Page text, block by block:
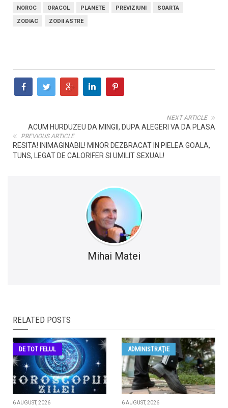
NOROC
ORACOL PLANETE PREVIZIUNI
SOARTA
ZODIAC
ZODII ASTRE
NEXT ARTICLE
ACUM HURDUZEU DA MINGII, DUPA ALEGERI VA DA PLASA
PREVIOUS ARTICLE
RESITA! INIMAGINABIL! MINOR DEZBRACAT IN PIELEA GOALA,
TUNS, LEGAT DE CALORIFER SI UMILIT SEXUAL!
Mihai Matei
RELATED POSTS
DE TOT FELUL
6 AUGUST, 2026
ADMINISTRAŢIE
6 AUGUST, 2026